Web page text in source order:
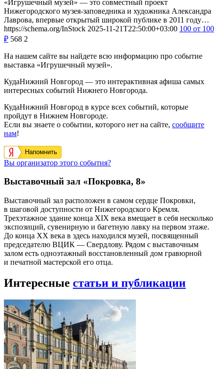
«Игрушечный музей» — это совместный проект
Нижегородского музея-заповедника и художника Александра
Лаврова, впервые открытый широкой публике в 2011 году…
https://schema.org/InStock 2025-11-21T22:50:00+03:00 100 от 100
₽ 568 2
На нашем сайте вы найдете всю информацию про событие
выставка «Игрушечный музей».
КудаНижний Новгород — это интерактивная афиша самых
интересных событий Нижнего Новгорода.
КудаНижний Новгород в курсе всех событий, которые
пройдут в Нижнем Новгороде.
Если вы знаете о событии, которого нет на сайте, сообщите
нам!
Напомнить
Вы организатор этого события?
Выставочный зал «Покровка, 8»
Выставочный зал расположен в самом сердце Покровки,
в шаговой доступности от Нижегородского Кремля.
Трехэтажное здание конца XIX века вмещает в себя несколько
экспозиций, сувенирную и багетную лавку на первом этаже.
До конца XX века в здесь находился музей, посвященный
председателю ВЦИК — Свердлову. Рядом с выставочным
залом есть одноэтажный восстановленный дом гравюрной
и печатной мастерской его отца.
Интересные статьи и публикации